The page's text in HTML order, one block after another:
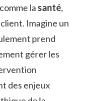
la santé,
Imagine un
prend
gérer les
des enjeux